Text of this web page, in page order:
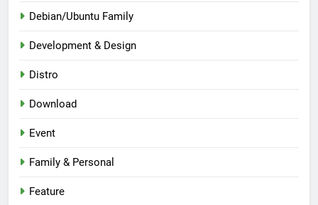
Debian/Ubuntu Family
Development & Design
Distro
Download
Event
Family & Personal
Feature